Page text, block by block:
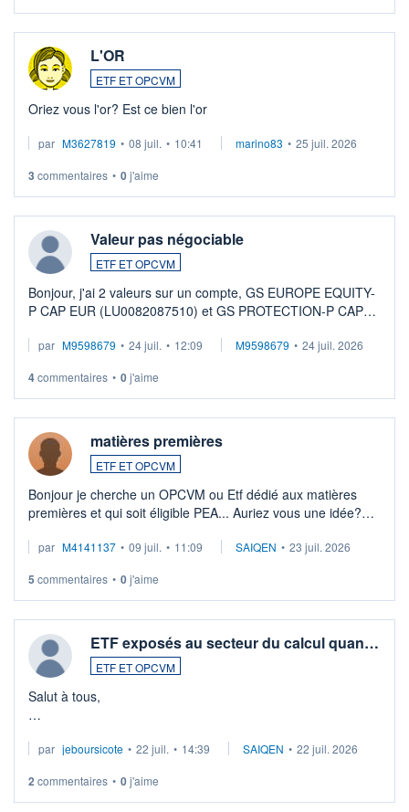
L'OR
ETF ET OPCVM
Oriez vous l'or? Est ce bien l'or
par M3627819 • 08 juil. • 10:41 marino83 • 25 juil. 2026
3 commentaires • 0j'aime
Valeur pas négociable
ETF ET OPCVM
Bonjour, j'ai 2 valeurs sur un compte, GS EUROPE EQUITY-
P CAP EUR (LU0082087510) et GS PROTECTION-P CAP
veux procéder à la vente, on me signale ...
par M9598679 • 24 juil. • 12:09 M9598679 • 24 juil. 2026
4commentaires • 0j'aime
matières premières
ETF ET OPCVM
Bonjour je cherche un OPCVM ou Etf dédié aux matières
premières et qui soit éligible PEA... Auriez vous une idée?
par M4141137 • 09 juil. • 11:09 SAIQEN • 23 juil. 2026
5 commentaires • 0j'aime
ETF exposés au secteur du calcul quan…
ETF ET OPCVM
Salut à tous,
via un ETF plutôt que des actions individuelles.
Idéalement, je voudrais qu'il soit éligible au PEA.
par jeboursicote • 22 juil. • 14:39 SAIQEN • 22 juil. 2026
2 commentaires • 0j'aime